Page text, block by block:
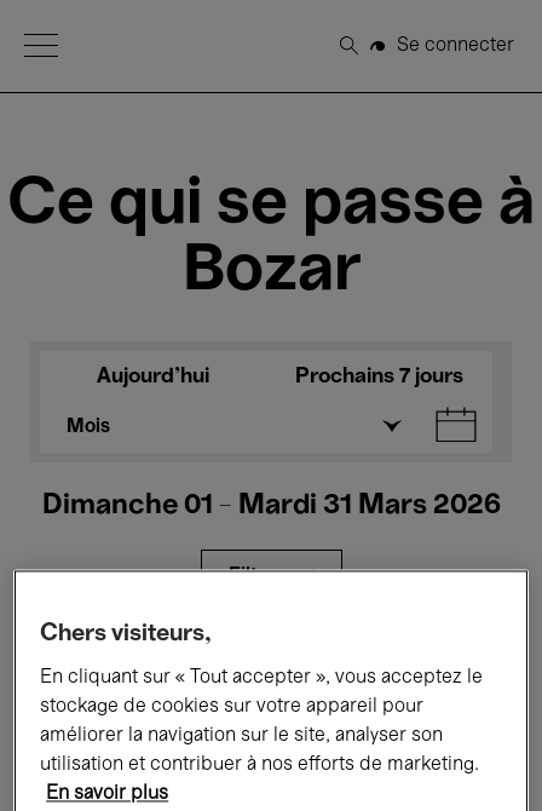
Open Menu
Rechercher
Se connecter
Ce qui se passe à
Bozar
Aujourd'hui Prochains 7 jours
Mois
Dimanche 01 - Mardi 31 Mars 2026
Filtres
Expositions Films Performances
Rencontres & Débats Jazz
Chers visiteurs,
En cliquant sur « Tout accepter », vous acceptez le
stockage de cookies sur votre appareil pour
améliorer la navigation sur le site, analyser son
utilisation et contribuer à nos efforts de marketing.
En savoir plus